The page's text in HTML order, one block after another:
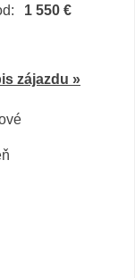
1 550 €
zájazdu »